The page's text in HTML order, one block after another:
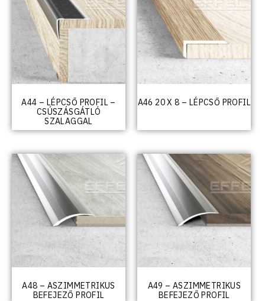
A44 – LÉPCSŐ PROFIL –
CSÚSZÁSGÁTLÓ
SZALAGGAL
A46 20 X 8 – LÉPCSŐ PROFIL
A48 – ASZIMMETRIKUS
BEFEJEZŐ PROFIL
A49 – ASZIMMETRIKUS
BEFEJEZŐ PROFIL